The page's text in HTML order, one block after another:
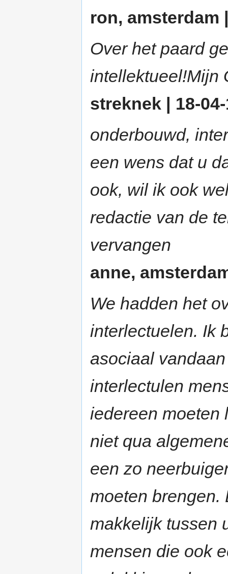
ron, amsterdam
Over het paard
intellektueel!Mijn
streknek | 18-
onderbouwd,
een wens dat u
ook, wil ik ook
redactie van de
vervangen
anne,
We hadden het
interlectuelen. Ik
asociaal
interlectulen
iedereen moeten
niet qua
een zo
moeten brengen.
makkelijk tussen
mensen die ook